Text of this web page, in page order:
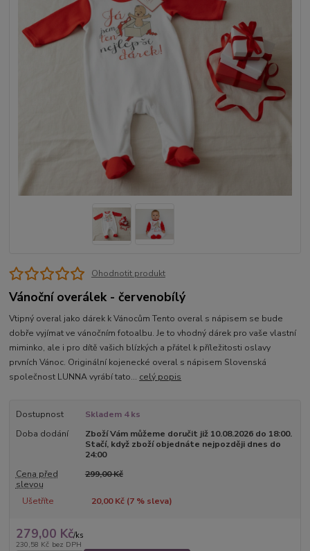
Ohodnotit produkt
Vánoční overálek - červenobílý
Vtipný overal jako dárek k Vánocům Tento overal s nápisem se bude
dobře vyjímat ve vánočním fotoalbu. Je to vhodný dárek pro vaše vlastní
miminko, ale i pro dítě vašich blízkých a přátel k příležitosti oslavy
prvních Vánoc. Originální kojenecké overal s nápisem Slovenská
společnost LUNNA vyrábí tato... celý popis
Dostupnost
Skladem 4 ks
Doba dodání
Zboží Vám můžeme doručit již 10.08.2026 do 18:00.
Stačí, když zboží objednáte nejpozději dnes do
24:00
Cena před
slevou
299,00 Kč
Ušetříte 20,00 Kč (7% sleva)
279,00 Kč/ks
230,58 Kč bez DPH